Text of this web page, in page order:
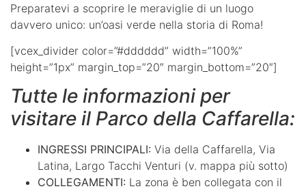
Preparatevi a scoprire le meraviglie di un luogo
davvero unico: un’oasi verde nella storia di Roma!
[vcex_divider color=”#dddddd” width=”100%”
height=”1px” margin_top=”20″ margin_bottom=”20″]
Tutte le informazioni per
visitare il Parco della Caffarella:
INGRESSI PRINCIPALI: Via della Caffarella, Via
Latina, Largo Tacchi Venturi (v. mappa più sotto)
COLLEGAMENTI: La zona è ben collegata con il